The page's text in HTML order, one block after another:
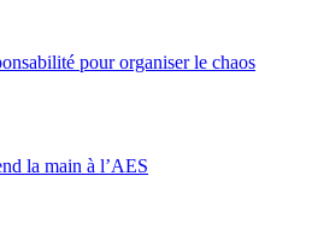
pour organiser le chaos
la main à l’AES